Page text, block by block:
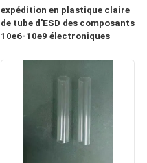
expédition en plastique claire
de tube d'ESD des composants
10e6-10e9 électroniques